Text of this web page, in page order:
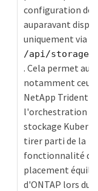
configuration de
auparavant
uniquement via
/api/storage/
. Cela permet
notamment
NetApp Trident
l'orchestration du
stockage
tirer parti de la
fonctionnalité de
placement
d'ONTAP lors du